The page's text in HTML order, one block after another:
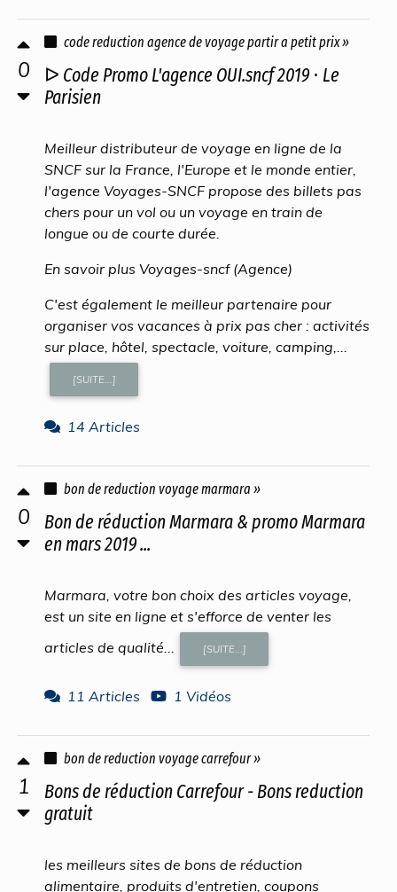
0
code reduction agence de voyage partir a petit prix »
ᐅ Code Promo L'agence OUI.sncf 2019 ⋅ Le
Parisien
Meilleur distributeur de voyage en ligne de la
SNCF sur la France, l'Europe et le monde entier,
l'agence Voyages-SNCF propose des billets pas
chers pour un vol ou un voyage en train de
longue ou de courte durée.
En savoir plus Voyages-sncf (Agence)
C'est également le meilleur partenaire pour
organiser vos vacances à prix pas cher : activités
sur place, hôtel, spectacle, voiture, camping,...
[SUITE...]
14 Articles
0
bon de reduction voyage marmara »
Bon de réduction Marmara & promo Marmara
en mars 2019 ...
Marmara, votre bon choix des articles voyage,
est un site en ligne et s'efforce de venter les
articles de qualité...
[SUITE...]
11 Articles 1 Vidéos
1
bon de reduction voyage carrefour »
Bons de réduction Carrefour - Bons reduction
gratuit
les meilleurs sites de bons de réduction
alimentaire, produits d'entretien, coupons